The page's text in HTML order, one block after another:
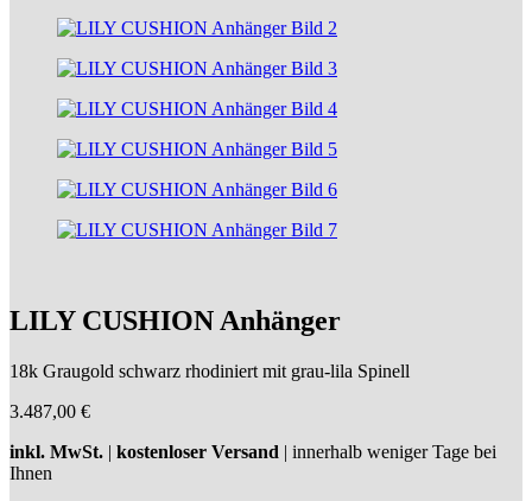
LILY CUSHION Anhänger
18k Graugold schwarz rhodiniert mit grau-lila Spinell
3.487,00 €
inkl. MwSt. | kostenloser Versand | innerhalb weniger Tage bei
Ihnen